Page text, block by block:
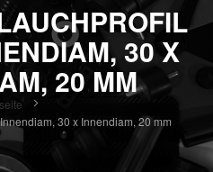
30 X
20 MM
30 x Innendiam, 20 mm